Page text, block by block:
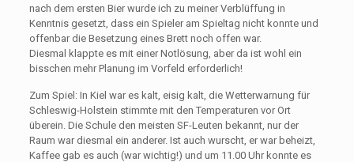
nach dem ersten Bier wurde ich zu meiner Verblüffung in
Kenntnis gesetzt, dass ein Spieler am Spieltag nicht konnte und
offenbar die Besetzung eines Brett noch offen war.
Diesmal klappte es mit einer Notlösung, aber da ist wohl ein
bisschen mehr Planung im Vorfeld erforderlich!
Zum Spiel: In Kiel war es kalt, eisig kalt, die Wetterwarnung für
Schleswig-Holstein stimmte mit den Temperaturen vor Ort
überein. Die Schule den meisten SF-Leuten bekannt, nur der
Raum war diesmal ein anderer. Ist auch wurscht, er war beheizt,
Kaffee gab es auch (war wichtig!) und um 11.00 Uhr konnte es